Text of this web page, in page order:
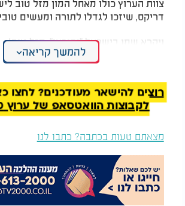
צוות הערוץ כולו מאחל המון מזל טוב
דריקס, שיזכו לגדלו לתורה ומעשים
ויקרא שמו בישראל "נהוראי". מזל טוב!
סגולות עצומות ליום הברית. צפו
להמשך קריאה
רוצים להישאר מעודכנים? לחצו
לקבוצות הוואטסאפ של ערוץ 2000 >>>
מצאתם טעות בכתבה? כתבו לנו